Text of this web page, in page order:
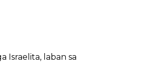
Israelita, laban sa